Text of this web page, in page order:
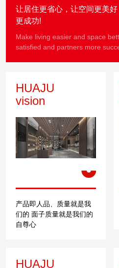
让居住更省心，让空间更美
更成功!
Make living easier and space
satisfied and partners more
HUAJU
vision
产品即人品、质量就是我
们的 面子质量就是我们的
自尊心
HUAJU